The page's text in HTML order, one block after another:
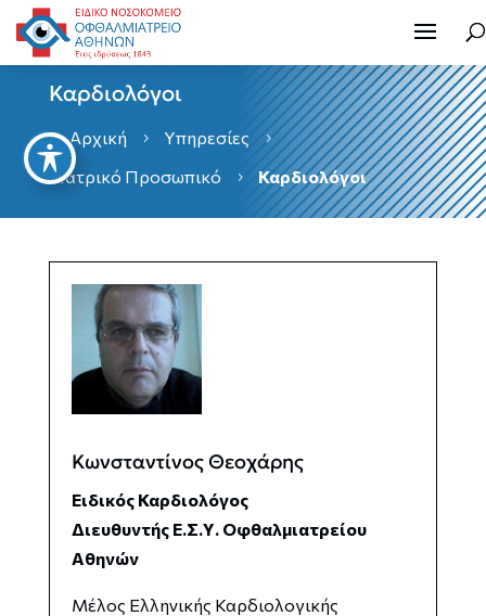
Καρδιολόγοι
 Αρχική 5 Υπηρεσίες 5
Ιατρικό Προσωπικό 5 Καρδιολόγοι
Κωνσταντίνος Θεοχάρης
Ειδικός Καρδιολόγος
Διευθυντής Ε.Σ.Υ. Οφθαλμιατρείου
Αθηνών
Μέλος Ελληνικής Καρδιολογικής